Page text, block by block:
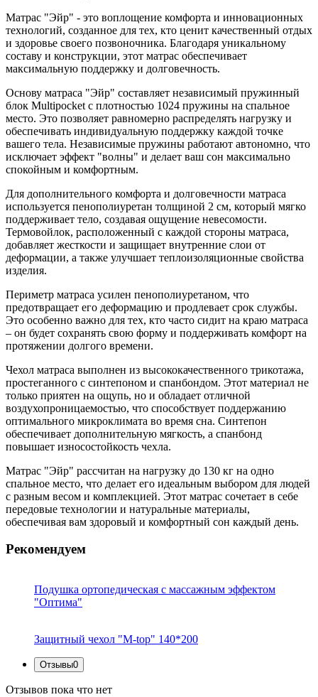
Матрас "Эйр" - это воплощение комфорта и инновационных
технологий, созданное для тех, кто ценит качественный отдых
и здоровье своего позвоночника. Благодаря уникальному
составу и конструкции, этот матрас обеспечивает
максимальную поддержку и долговечность.
Основу матраса "Эйр" составляет независимый пружинный
блок Multipocket с плотностью 1024 пружины на спальное
место. Это позволяет равномерно распределять нагрузку и
обеспечивать индивидуальную поддержку каждой точке
вашего тела. Независимые пружины работают автономно, что
исключает эффект "волны" и делает ваш сон максимально
спокойным и комфортным.
Для дополнительного комфорта и долговечности матраса
используется пенополиуретан толщиной 2 см, который мягко
поддерживает тело, создавая ощущение невесомости.
Термовойлок, расположенный с каждой стороны матраса,
добавляет жесткости и защищает внутренние слои от
деформации, а также улучшает теплоизоляционные свойства
изделия.
Периметр матраса усилен пенополиуретаном, что
предотвращает его деформацию и продлевает срок службы.
Это особенно важно для тех, кто часто сидит на краю матраса
– он будет сохранять свою форму и поддерживать комфорт на
протяжении долгого времени.
Чехол матраса выполнен из высококачественного трикотажа,
простеганного с синтепоном и спанбондом. Этот материал не
только приятен на ощупь, но и обладает отличной
воздухопроницаемостью, что способствует поддержанию
оптимального микроклимата во время сна. Синтепон
обеспечивает дополнительную мягкость, а спанбонд
повышает износостойкость чехла.
Матрас "Эйр" рассчитан на нагрузку до 130 кг на одно
спальное место, что делает его идеальным выбором для людей
с разным весом и комплекцией. Этот матрас сочетает в себе
передовые технологии и натуральные материалы,
обеспечивая вам здоровый и комфортный сон каждый день.
Рекомендуем
Подушка ортопедическая с массажным эффектом
"Оптима"
Защитный чехол "M-top" 140*200
Отзывы0
Отзывов пока что нет